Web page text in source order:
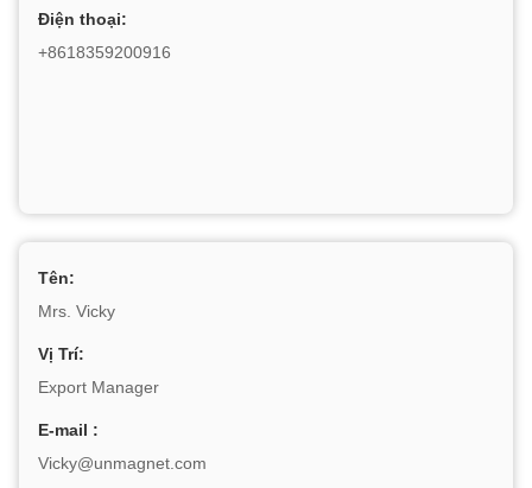
Điện thoại:
+8618359200916
Tên:
Mrs. Vicky
Vị Trí:
Export Manager
E-mail :
Vicky@unmagnet.com